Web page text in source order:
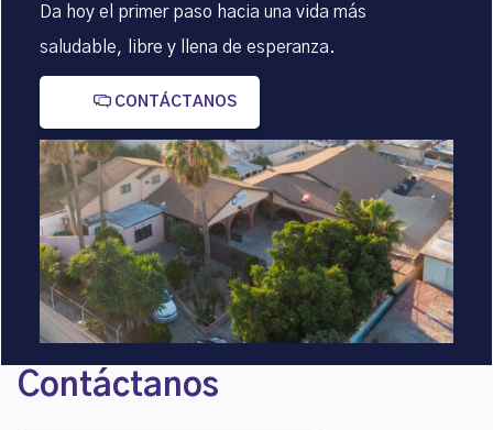
Da hoy el primer paso hacia una vida más
saludable, libre y llena de esperanza.
CONTÁCTANOS
Contáctanos